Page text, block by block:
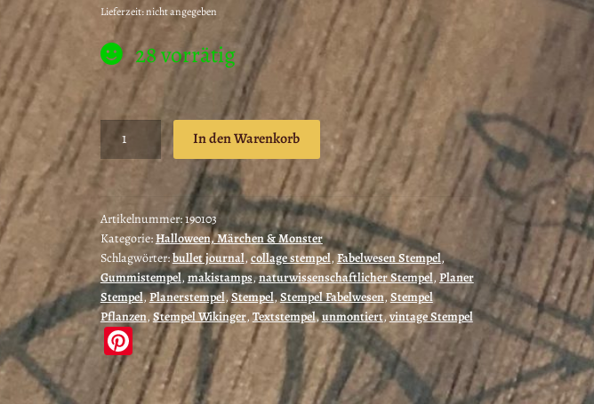
Lieferzeit: nicht angegeben
28 vorrätig
Fabelwesen
See
Schlange
-
unmontiertes
Stempelgummi
oder
cling
stamp
(190103)
Menge
In den Warenkorb
Artikelnummer:190103
Kategorie:Halloween, Märchen & Monster
Schlagwörter:bullet journal,collage stempel,Fabelwesen Stempel,
Gummistempel, makistamps,naturwissenschaftlicher Stempel, Planer
Stempel,Planerstempel,Stempel,Stempel Fabelwesen,Stempel
Pflanzen,Stempel Wikinger, Textstempel,unmontiert,vintage Stempel
Pi
nt